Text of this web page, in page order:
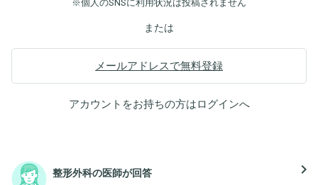
※個人のSNSに利用状況は投稿されません
または
メールアドレスで無料登録
アカウントをお持ちの方はログインへ
整形外科の医師が回答 navigate_next